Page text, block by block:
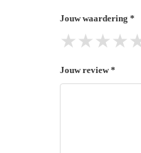
Jouw waardering *
★★★★
Jouw review *